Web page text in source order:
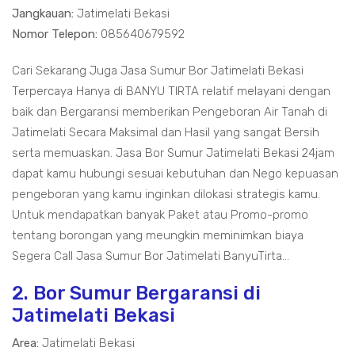
Jangkauan: Jatimelati Bekasi
Nomor Telepon: 085640679592
Cari Sekarang Juga Jasa Sumur Bor Jatimelati Bekasi
Terpercaya Hanya di BANYU TIRTA relatif melayani dengan
baik dan Bergaransi memberikan Pengeboran Air Tanah di
Jatimelati Secara Maksimal dan Hasil yang sangat Bersih
serta memuaskan. Jasa Bor Sumur Jatimelati Bekasi 24jam
dapat kamu hubungi sesuai kebutuhan dan Nego kepuasan
pengeboran yang kamu inginkan dilokasi strategis kamu.
Untuk mendapatkan banyak Paket atau Promo-promo
tentang borongan yang meungkin meminimkan biaya
Segera Call Jasa Sumur Bor Jatimelati BanyuTirta...
2. Bor Sumur Bergaransi di
Jatimelati Bekasi
Area: Jatimelati Bekasi